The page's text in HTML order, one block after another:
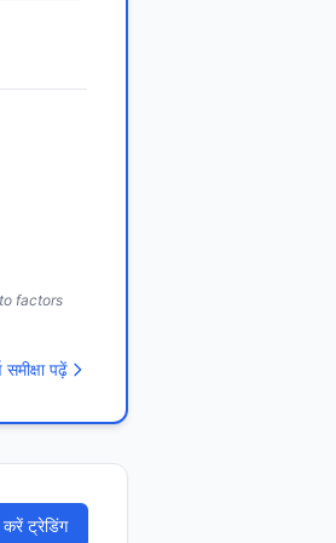
factors
समीक्षा पढ़ें
ट्रेडिंग